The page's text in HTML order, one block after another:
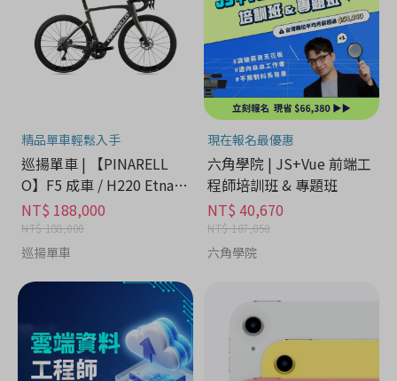
精品單車輕鬆入手
巡揚單車 | 【PINARELL
O】F5 成車 / H220 Etna B
lack Matt
NT$ 188,000
NT$ 188,000
巡揚單車
現在報名最優惠
六角學院 | JS+Vue 前端工
程師培訓班 & 專題班
NT$ 40,670
NT$ 107,050
六角學院